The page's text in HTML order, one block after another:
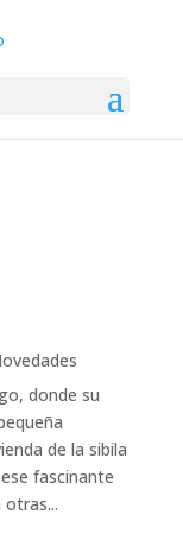
donde su
de la sibila
fascinante